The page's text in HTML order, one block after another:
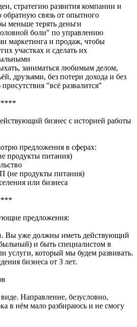
стратегию развития компании и
обратную связь от опытного
меньше терять деньги
боли" по управлению
маркетинга и продаж, чтобы
участках и сделать их
заниматься любимым делом,
друзьями, без потери дохода и без
"всё развалится"
бизнес с историей работы
предложения в сферах:
продукты питания)
(не продукты питания)
или бизнеса
предложения:
Вы уже должны иметь действующий
и быть специалистом в
услуги, который мы будем развивать.
бизнеса от 3 лет.
Направление, безусловно,
в нём мало разбираюсь и не смогу